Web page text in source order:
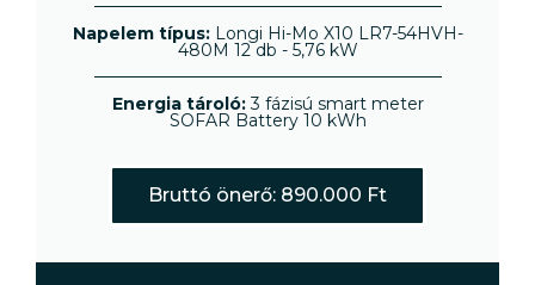
Napelem típus:Longi Hi-Mo X10 LR7-54HVH-
480M 12 db - 5,76 kW
Energia tároló:3 fázisú smart meter
SOFAR Battery 10 kWh
Bruttó önerő: 890.000 Ft